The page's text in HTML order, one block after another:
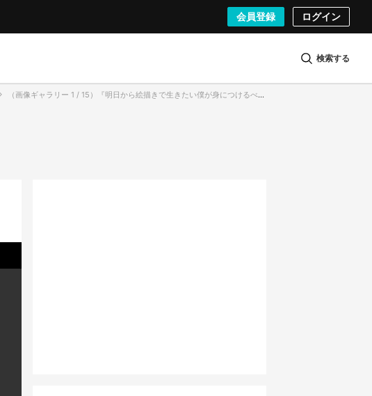
会員登録 ログイン
検索する
（画像ギャラリー 1 / 15）『明日から絵描きで生きたい僕が身につけるべきは画力だけでなく××力だった』